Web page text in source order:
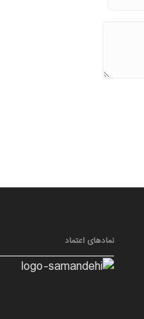
نمادهای اعتماد